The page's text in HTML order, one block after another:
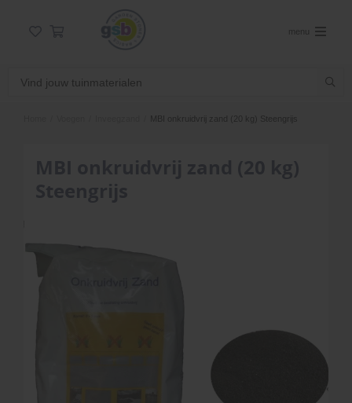
menu
MBI onkruidvrij zand (20 kg) Steengrijs